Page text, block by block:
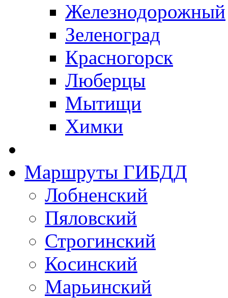
Железнодорожный
Зеленоград
Красногорск
Люберцы
Мытищи
Химки
Маршруты ГИБДД
Лобненский
Пяловский
Строгинский
Косинский
Марьинский